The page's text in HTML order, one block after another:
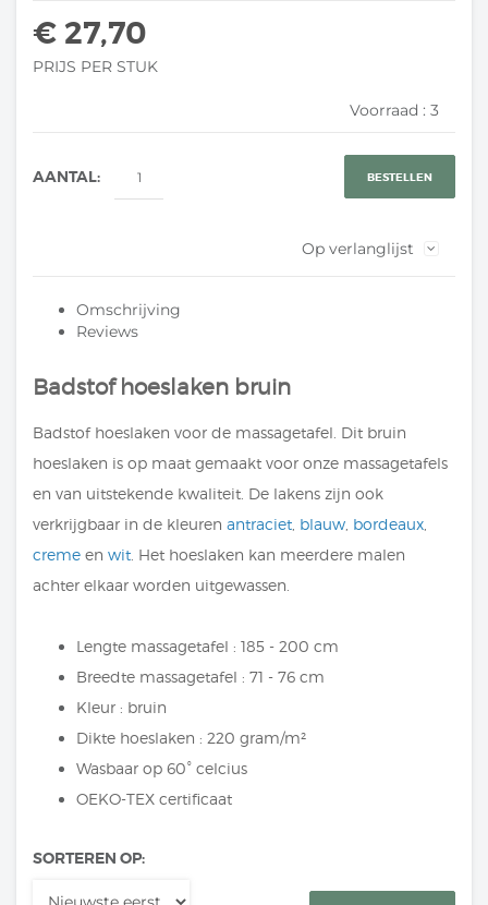
€ 27,70
PRIJS PER STUK
Voorraad : 3
AANTAL: BESTELLEN
Op verlanglijst
Omschrijving
Reviews
Badstof hoeslaken bruin
Badstof hoeslaken voor de massagetafel. Dit bruin
hoeslaken is op maat gemaakt voor onze massagetafels
en van uitstekende kwaliteit. De lakens zijn ook
verkrijgbaar in de kleuren antraciet blauw bordeaux
creme en wit . Het hoeslaken kan meerdere malen
achter elkaar worden uitgewassen.
Lengte massagetafel : 185 - 200 cm
Breedte massagetafel : 71 - 76 cm
Kleur : bruin
Dikte hoeslaken : 220 gram/m²
Wasbaar op 60° celcius
OEKO-TEX certificaat
SORTEREN OP: